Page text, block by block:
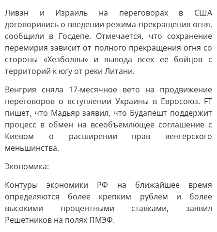
Ливан и Израиль на переговорах в США
договорились о введении режима прекращения огня,
сообщили в Госдепе. Отмечается, что сохранение
перемирия зависит от полного прекращения огня со
стороны «Хезболлы» и вывода всех ее бойцов с
территорий к югу от реки Литани.
Венгрия сняла 17-месячное вето на продвижение
переговоров о вступлении Украины в Евросоюз. FT
пишет, что Мадьяр заявил, что Будапешт поддержит
процесс в обмен на всеобъемлющее соглашение с
Киевом о расширении прав венгерского
меньшинства.
Экономика:
Контуры экономики РФ на ближайшее время
определяются более крепким рублем и более
высокими процентными ставками, заявил
Решетников на полях ПМЭФ.